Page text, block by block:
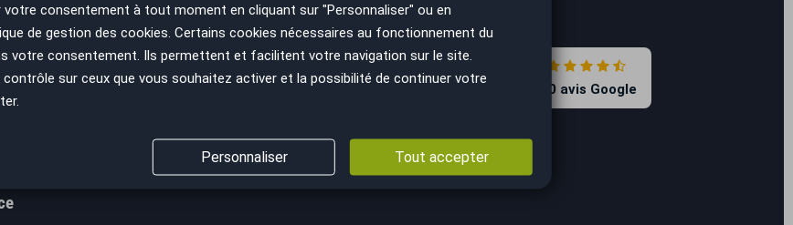
Nous suivre
Facebook
LinkedIn
8590 avis Google
votre consentement à tout moment en cliquant sur "Personnaliser" ou en
de gestion des cookies . Certains cookies nécessaires au fonctionnement du
votre consentement. Ils permettent et facilitent votre navigation sur le site.
sur ceux que vous souhaitez activer et la possibilité de continuer votre
Tout accepter
Personnaliser